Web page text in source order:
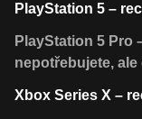
PlayStation 5 –
PlayStation 5 Pro
nepotřebujete, ale
Xbox Series X –